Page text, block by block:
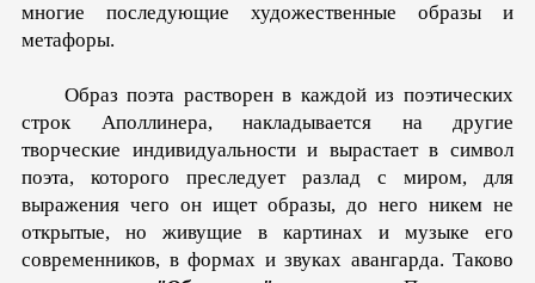
многие последующие художественные образы и
метафоры.
Образ поэта растворен в каждой из поэтических
строк Аполлинера, накладывается на другие
творческие индивидуальности и вырастает в символ
поэта, которого преследует разлад с миром, для
выражения чего он ищет образы, до него никем не
открытые, но живущие в картинах и музыке его
современников, в формах и звуках авангарда. Таково